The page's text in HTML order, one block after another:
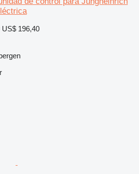
US$ 196,40